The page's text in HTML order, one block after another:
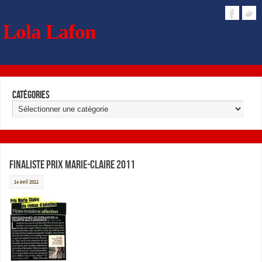
Lola Lafon
Catégories
Finaliste Prix Marie-Claire 2011
14 avril 2011